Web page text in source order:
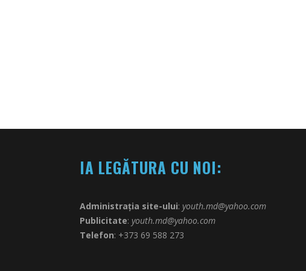
IA LEGĂTURA CU NOI:
Administrația site-ului: youth.md@yahoo.com
Publicitate: youth.md@yahoo.com
Telefon: +373 69 588 273